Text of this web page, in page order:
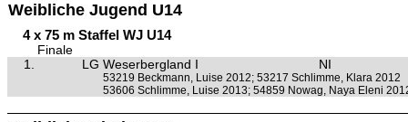
Weibliche Jugend U14
4 x 75 m Staffel WJ U14
Finale
1.
LG Weserbergland I NI
53219 Beckmann, Luise 2012; 53217 Schlimme, Klara 2012
53606 Schlimme, Luise 2013; 54859 Nowag, Naya Eleni